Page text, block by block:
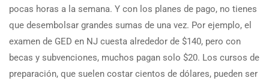
pocas horas a la semana. Y con los planes de pago, no tienes
que desembolsar grandes sumas de una vez. Por ejemplo, el
examen de GED en NJ cuesta alrededor de $140, pero con
becas y subvenciones, muchos pagan solo $20. Los cursos de
preparación, que suelen costar cientos de dólares, pueden ser